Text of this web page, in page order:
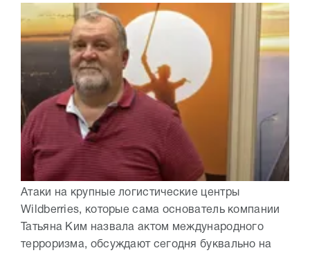
Атаки на крупные логистические центры
Wildberries, которые сама основатель компании
Татьяна Ким назвала актом международного
терроризма, обсуждают сегодня буквально на